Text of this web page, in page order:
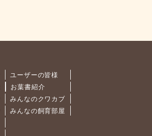
ユーザーの皆様
お葉書紹介
みんなのクワカブ
みんなの飼育部屋